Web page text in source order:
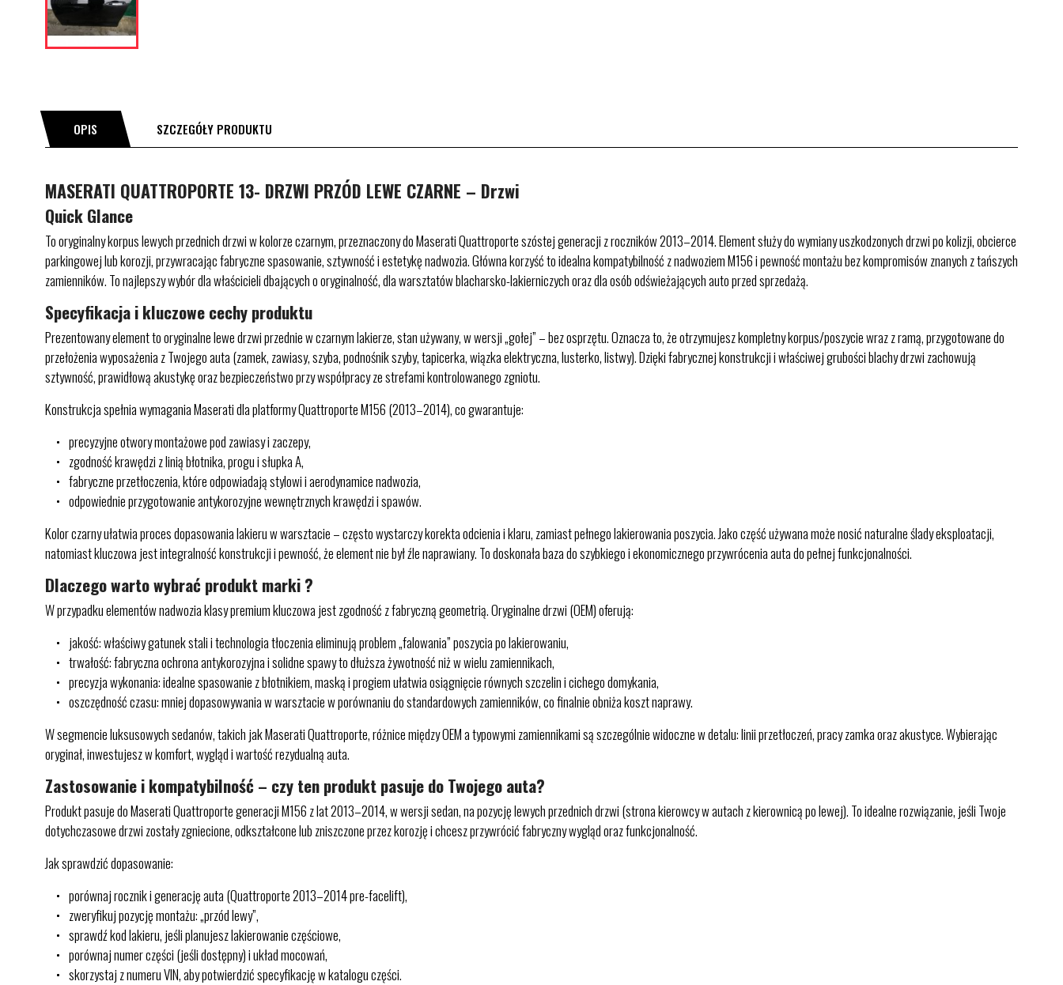
OPIS SZCZEGÓŁY PRODUKTU
MASERATI QUATTROPORTE 13- DRZWI PRZÓD LEWE CZARNE – Drzwi
Quick Glance
To oryginalny korpus lewych przednich drzwi w kolorze czarnym, przeznaczony do Maserati Quattroporte szóstej generacji z roczników 2013–2014. Element służy do wymiany uszkodzonych drzwi po kolizji, obcierce
parkingowej lub korozji, przywracając fabryczne spasowanie, sztywność i estetykę nadwozia. Główna korzyść to idealna kompatybilność z nadwoziem M156 i pewność montażu bez kompromisów znanych z tańszych
zamienników. To najlepszy wybór dla właścicieli dbających o oryginalność, dla warsztatów blacharsko-lakierniczych oraz dla osób odświeżających auto przed sprzedażą.
Specyfikacja i kluczowe cechy produktu
Prezentowany element to oryginalne lewe drzwi przednie w czarnym lakierze, stan używany, w wersji „gołej” – bez osprzętu. Oznacza to, że otrzymujesz kompletny korpus/poszycie wraz z ramą, przygotowane do
przełożenia wyposażenia z Twojego auta (zamek, zawiasy, szyba, podnośnik szyby, tapicerka, wiązka elektryczna, lusterko, listwy). Dzięki fabrycznej konstrukcji i właściwej grubości blachy drzwi zachowują
sztywność, prawidłową akustykę oraz bezpieczeństwo przy współpracy ze strefami kontrolowanego zgniotu.
Konstrukcja spełnia wymagania Maserati dla platformy Quattroporte M156 (2013–2014), co gwarantuje:
precyzyjne otwory montażowe pod zawiasy i zaczepy,
zgodność krawędzi z linią błotnika, progu i słupka A,
fabryczne przetłoczenia, które odpowiadają stylowi i aerodynamice nadwozia,
odpowiednie przygotowanie antykorozyjne wewnętrznych krawędzi i spawów.
Kolor czarny ułatwia proces dopasowania lakieru w warsztacie – często wystarczy korekta odcienia i klaru, zamiast pełnego lakierowania poszycia. Jako część używana może nosić naturalne ślady eksploatacji,
natomiast kluczowa jest integralność konstrukcji i pewność, że element nie był źle naprawiany. To doskonała baza do szybkiego i ekonomicznego przywrócenia auta do pełnej funkcjonalności.
Dlaczego warto wybrać produkt marki ?
W przypadku elementów nadwozia klasy premium kluczowa jest zgodność z fabryczną geometrią. Oryginalne drzwi (OEM) oferują:
jakość: właściwy gatunek stali i technologia tłoczenia eliminują problem „falowania” poszycia po lakierowaniu,
trwałość: fabryczna ochrona antykorozyjna i solidne spawy to dłuższa żywotność niż w wielu zamiennikach,
precyzja wykonania: idealne spasowanie z błotnikiem, maską i progiem ułatwia osiągnięcie równych szczelin i cichego domykania,
oszczędność czasu: mniej dopasowywania w warsztacie w porównaniu do standardowych zamienników, co finalnie obniża koszt naprawy.
W segmencie luksusowych sedanów, takich jak Maserati Quattroporte, różnice między OEM a typowymi zamiennikami są szczególnie widoczne w detalu: linii przetłoczeń, pracy zamka oraz akustyce. Wybierając
oryginał, inwestujesz w komfort, wygląd i wartość rezydualną auta.
Zastosowanie i kompatybilność – czy ten produkt pasuje do Twojego auta?
Produkt pasuje do Maserati Quattroporte generacji M156 z lat 2013–2014, w wersji sedan, na pozycję lewych przednich drzwi (strona kierowcy w autach z kierownicą po lewej). To idealne rozwiązanie, jeśli Twoje
dotychczasowe drzwi zostały zgniecione, odkształcone lub zniszczone przez korozję i chcesz przywrócić fabryczny wygląd oraz funkcjonalność.
Jak sprawdzić dopasowanie:
porównaj rocznik i generację auta (Quattroporte 2013–2014 pre-facelift),
zweryfikuj pozycję montażu: „przód lewy”,
sprawdź kod lakieru, jeśli planujesz lakierowanie częściowe,
porównaj numer części (jeśli dostępny) i układ mocowań,
skorzystaj z numeru VIN, aby potwierdzić specyfikację w katalogu części.